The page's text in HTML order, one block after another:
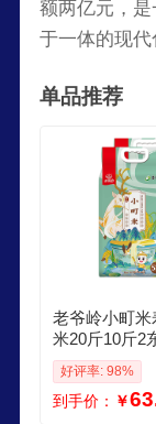
额两亿元，
于一体的现
国家有机认证
经营权，为
品牌“老爷岭
标“、”吉林
豆油、木耳
单品推荐
老爷岭小町米
米20斤10斤2
林大米粳米秋
町真空包装
好评率: 98%
到手价： ￥